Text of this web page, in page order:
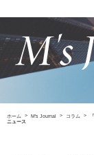
ホーム M's Journal コラム
ニュース